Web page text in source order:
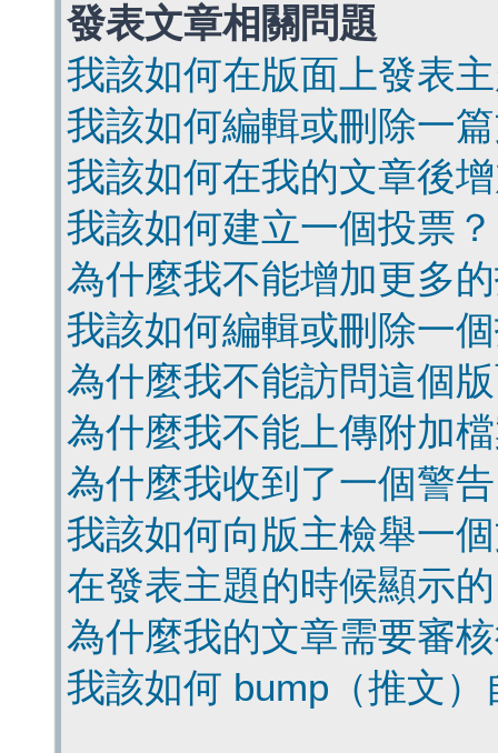
發表文章相關問題
我該如何在版面上發表
我該如何編輯或刪除一
我該如何在我的文章後
我該如何建立一個投票？
為什麼我不能增加更多
我該如何編輯或刪除一
為什麼我不能訪問這個
為什麼我不能上傳附加
為什麼我收到了一個警
我該如何向版主檢舉一
在發表主題的時候顯示
為什麼我的文章需要審
我該如何 bump（推文